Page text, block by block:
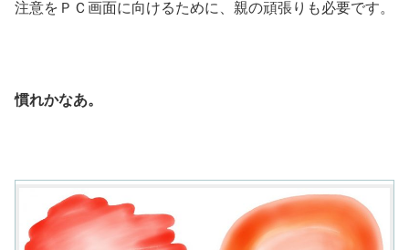
注意をＰＣ画面に向けるために、親の頑張りも必要です。
慣れかなあ。